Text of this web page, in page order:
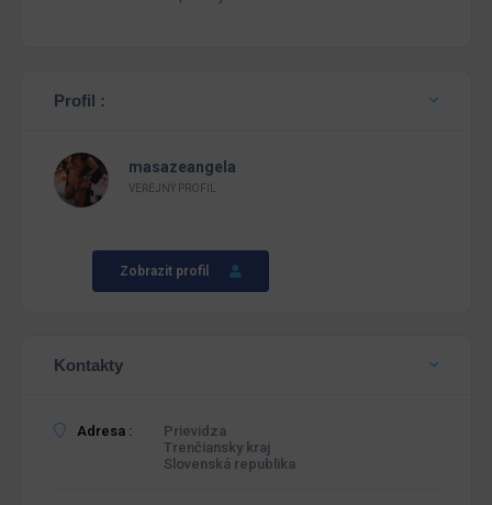
Profil :
masazeangela
VEŘEJNÝ PROFIL
Zobrazit profil
Kontakty
Adresa :
Prievidza
Trenčiansky kraj
Slovenská republika